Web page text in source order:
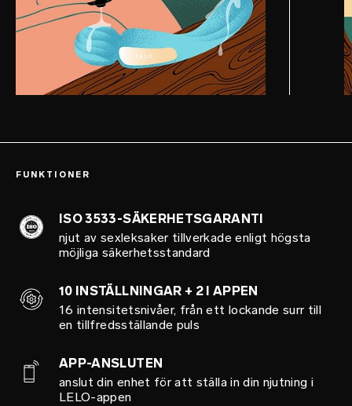
FUNKTIONER
ISO 3533-SÄKERHETSGARANTI
njut av sexleksaker tillverkade enligt högsta
möjliga säkerhetsstandard
10 INSTÄLLNINGAR + 2 I APPEN
16 intensitetsnivåer, från ett lockande surr till
en tillfredsställande puls
APP-ANSLUTEN
anslut din enhet för att ställa in din njutning i
LELO-appen